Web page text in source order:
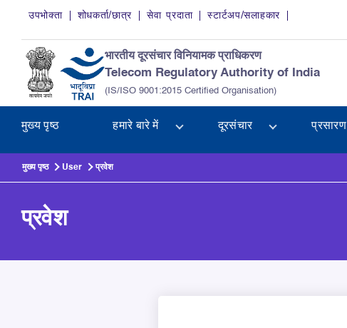
Skip to main content
उपभोक्ता शोधकर्ता/छात्र सेवा प्रदाता स्टार्टअप/सलाहकार
भारतीय दूरसंचार विनियामक प्राधिकरण
Telecom Regulatory Authority of India
(IS/ISO 9001:2015 Certified Organisation)
मुख्य पृष्ठ हमारे बारे में दूरसंचार प्रसारण
मुख्य पृष्ठ User प्रवेश
प्रवेश